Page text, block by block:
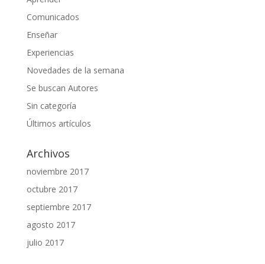
Comunicados
Enseñar
Experiencias
Novedades de la semana
Se buscan Autores
Sin categoría
Últimos artículos
Archivos
noviembre 2017
octubre 2017
septiembre 2017
agosto 2017
julio 2017